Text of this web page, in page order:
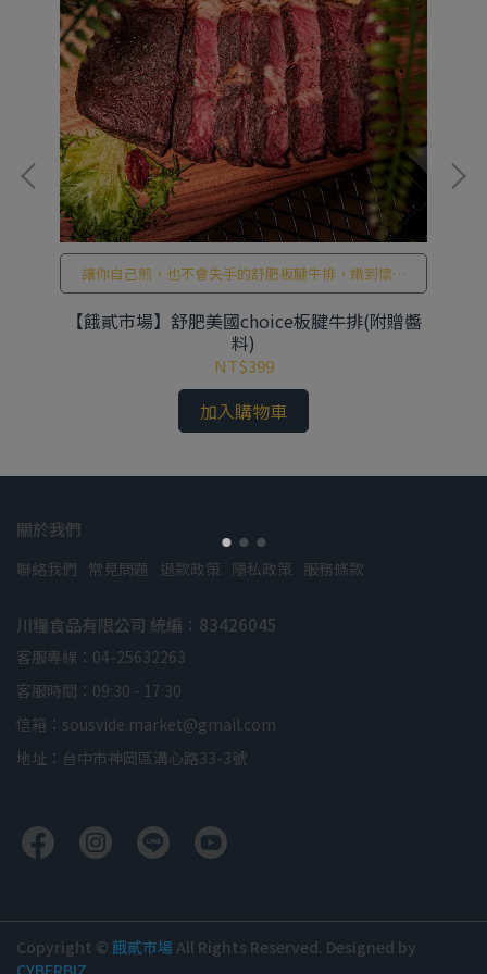
讓你自己煎，也不會失手的舒肥板腱牛排，嫩到懷疑
人森！
【餓貳市場】舒肥美國choice板腱牛排(附贈醬
料)
NT$399
加入購物車
關於我們
聯絡我們 常見問題 退款政策 隱私政策 服務條款
川糧食品有限公司 統編：83426045
客服專線：04-25632263
客服時間：09:30 - 17:30
信箱：sousvide.market@gmail.com
地址：台中市神岡區溝心路33-3號
Copyright © 餓貳市場 All Rights Reserved. Designed by